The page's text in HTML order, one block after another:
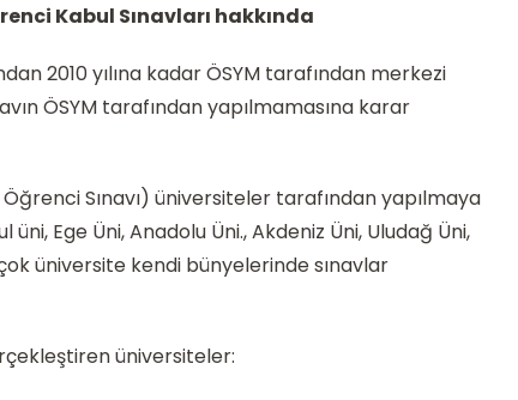
Kabul Sınavları hakkında
2010 yılına kadar ÖSYM tarafından merkezi
ÖSYM tarafından yapılmamasına karar
Öğrenci Sınavı) üniversiteler tarafından yapılmaya
Ege Üni, Anadolu Üni., Akdeniz Üni, Uludağ Üni,
üniversite kendi bünyelerinde sınavlar
üniversiteler: